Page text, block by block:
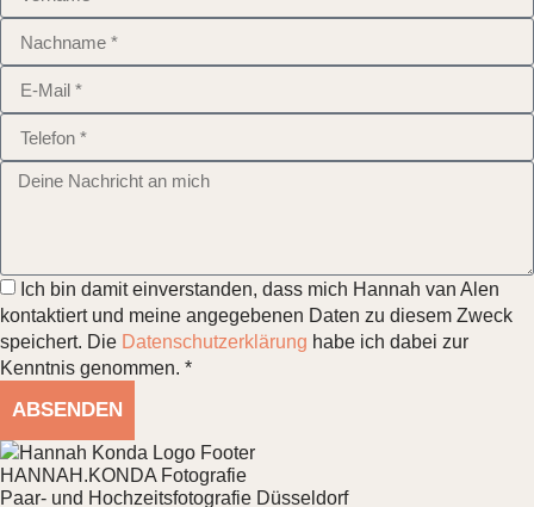
Ich bin damit einverstanden, dass mich Hannah van Alen
kontaktiert und meine angegebenen Daten zu diesem Zweck
speichert. Die Datenschutzerklärung habe ich dabei zur
Kenntnis genommen. *
ABSENDEN
HANNAH.KONDA Fotografie
Paar- und Hochzeitsfotografie Düsseldorf